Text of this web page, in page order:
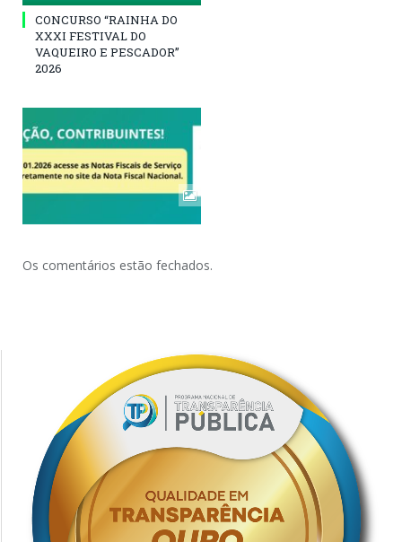
CONCURSO “RAINHA DO
XXXI FESTIVAL DO
VAQUEIRO E PESCADOR”
2026
Os comentários estão fechados.